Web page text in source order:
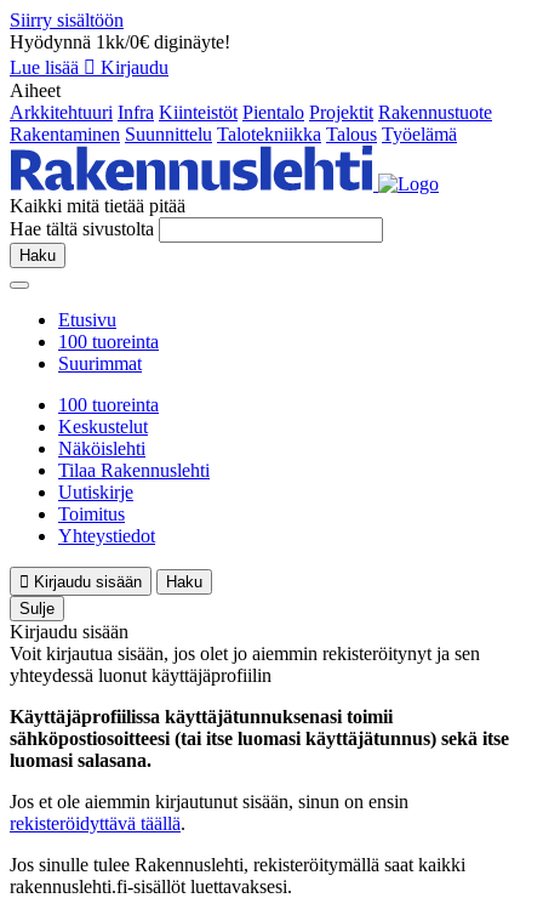
Siirry sisältöön
Hyödynnä 1kk/0€ diginäyte!
Lue lisää
Kirjaudu
Aiheet
Arkkitehtuuri Infra Kiinteistöt Pientalo Projektit Rakennustuote
Rakentaminen Suunnittelu Talotekniikka Talous Työelämä
Kaikki mitä tietää pitää
Hae tältä sivustolta
Haku
Etusivu
100 tuoreinta
Suurimmat
100 tuoreinta
Keskustelut
Näköislehti
Tilaa Rakennuslehti
Uutiskirje
Toimitus
Yhteystiedot
Kirjaudu sisään
Haku
Sulje
Kirjaudu sisään
Voit kirjautua sisään, jos olet jo aiemmin rekisteröitynyt ja sen
yhteydessä luonut käyttäjäprofiilin
Käyttäjäprofiilissa käyttäjätunnuksenasi toimii
sähköpostiosoitteesi (tai itse luomasi käyttäjätunnus) sekä itse
luomasi salasana.
Jos et ole aiemmin kirjautunut sisään, sinun on ensin
rekisteröidyttävä täällä.
Jos sinulle tulee Rakennuslehti, rekisteröitymällä saat kaikki
rakennuslehti.fi-sisällöt luettavaksesi.